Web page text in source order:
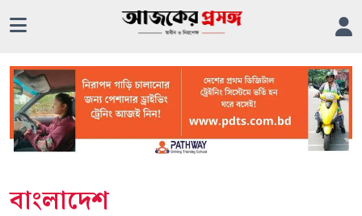
বাংলাদেশ